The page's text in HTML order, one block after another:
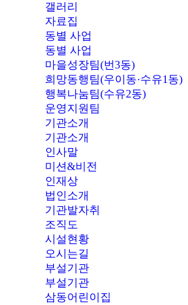
갤러리
자료집
동별 사업
동별 사업
마을성장팀(번3동)
희망동행팀(우이동·수유1동)
행복나눔팀(수유2동)
운영지원팀
기관소개
기관소개
인사말
미션&비전
인재상
법인소개
기관발자취
조직도
시설현황
오시는길
부설기관
부설기관
삼동어린이집